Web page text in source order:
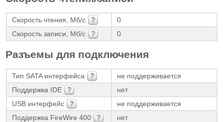
Скорость чтения, Мб/с
0
Скорость записи, Мб/с
0
Разъемы для подключения
Тип SATA интерфейса
не поддерживается
Поддержка IDE
нет
USB интерфейс
не поддерживается
Поддержка FireWire 400
нет